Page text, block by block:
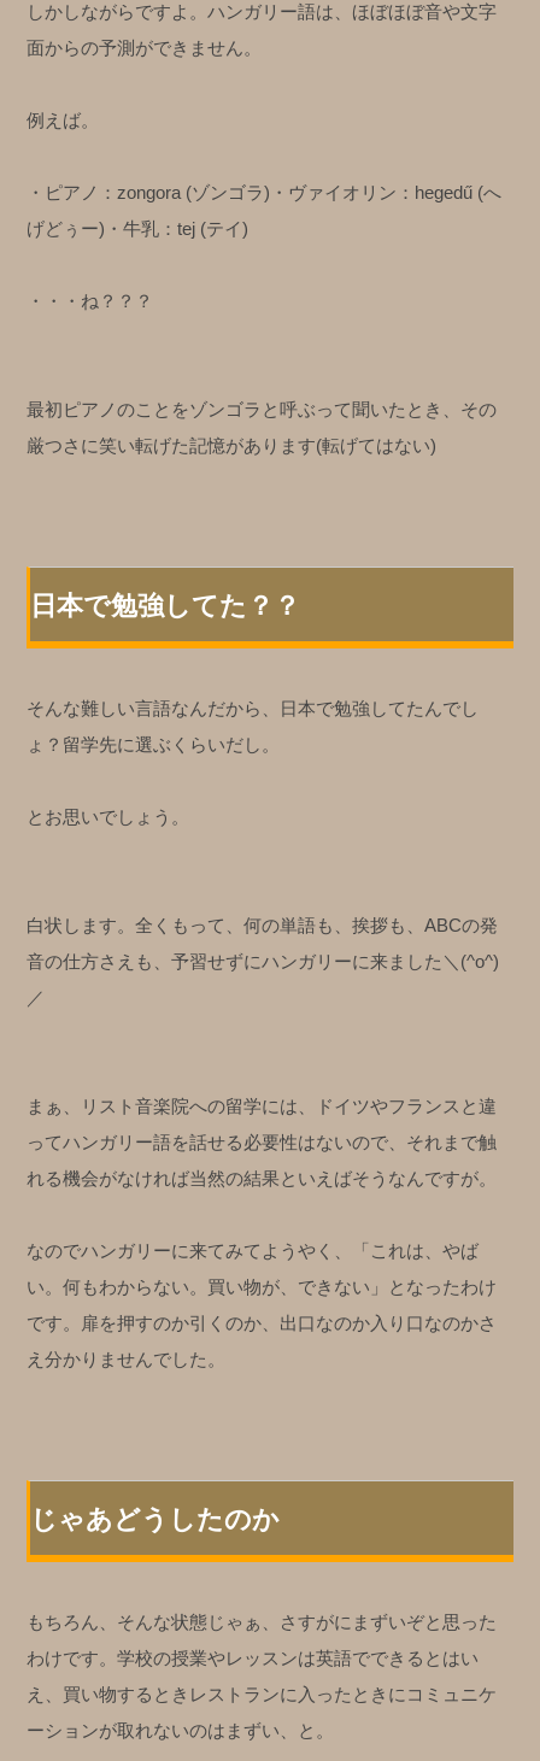
しかしながらですよ。ハンガリー語は、ほぼほぼ音や文字
面からの予測ができません。
例えば。
・ピアノ：zongora (ゾンゴラ) ・ヴァイオリン：hegedű (へ
げどぅー) ・牛乳：tej (テイ)
・・・ね？？？
最初ピアノのことをゾンゴラと呼ぶって聞いたとき、その
厳つさに笑い転げた記憶があります(転げてはない)
日本で勉強してた？？
そんな難しい言語なんだから、日本で勉強してたんでし
ょ？留学先に選ぶくらいだし。
とお思いでしょう。
白状します。全くもって、何の単語も、挨拶も、ABCの発
音の仕方さえも、予習せずにハンガリーに来ました＼(^o^)
／
まぁ、リスト音楽院への留学には、ドイツやフランスと違
ってハンガリー語を話せる必要性はないので、それまで触
れる機会がなければ当然の結果といえばそうなんですが。
なのでハンガリーに来てみてようやく、「これは、やば
い。何もわからない。買い物が、できない」となったわけ
です。扉を押すのか引くのか、出口なのか入り口なのかさ
え分かりませんでした。
じゃあどうしたのか
もちろん、そんな状態じゃぁ、さすがにまずいぞと思った
わけです。学校の授業やレッスンは英語でできるとはい
え、買い物するときレストランに入ったときにコミュニケ
ーションが取れないのはまずい、と。